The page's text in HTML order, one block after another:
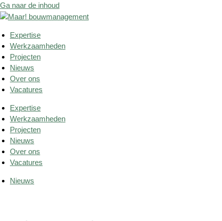
Ga naar de inhoud
Expertise
Werkzaamheden
Projecten
Nieuws
Over ons
Vacatures
Expertise
Werkzaamheden
Projecten
Nieuws
Over ons
Vacatures
Nieuws